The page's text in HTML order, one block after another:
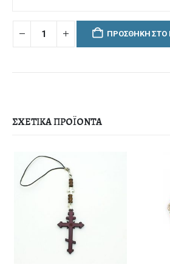
ΠΡΟΣΘΉΚΗ ΣΤΟ
ΣΧΕΤΙΚΆ ΠΡΟΪΌΝΤΑ